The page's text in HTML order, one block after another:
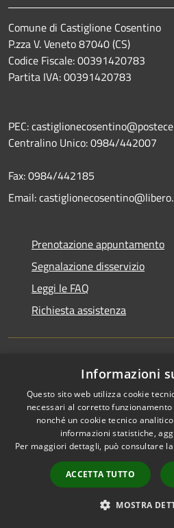
Comune di Castiglione Cosentino
P.zza V. Veneto 87040 (CS)
Codice Fiscale: 00391420783
Partita IVA: 00391420783
PEC:
Centralino Unico: 0984/442007
Fax: 0984/442185
Email:
Prenotazione appuntamento
Segnalazione disservizio
Leggi le FAQ
Richiesta assistenza
Amministrazione trasparente
Albo Pretorio
Informativa privacy
Note legali
Dichiarazione di accessibilità
Feedback e Recapiti
Informazioni
Questo sito web utilizza cookie
necessari al corretto
nonché un cookie tecnico
informazioni statistiche,
Per maggiori dettagli, può consultare
ACCETTA TUTTO
MOSTRA